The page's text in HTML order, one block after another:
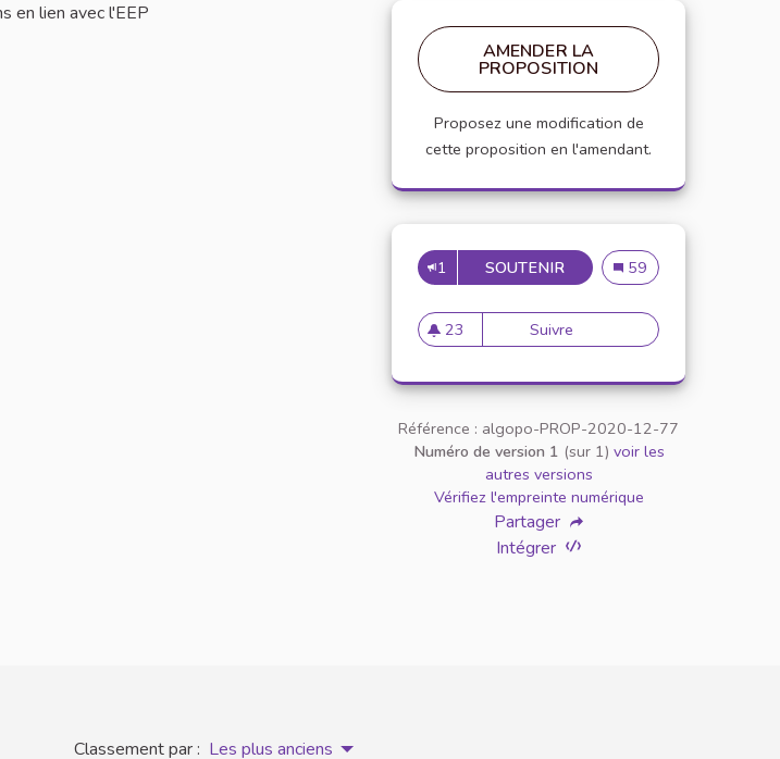
en lien avec l'EEP
AMENDER LA
PROPOSITION
Proposez une modification de
cette proposition en l'amendant.
1 SOUTENIR PARITÉ HOMMES FEMMES
Parité hommes femmes
59
23
23 abonnés
Suivre Parité hommes femmes
Référence : algopo-PROP-2020-12-77
Numéro de version 1 (sur 1) voir les
autres versions
Vérifiez l'empreinte numérique
Partager
Intégrer
Classement par : Les plus anciens